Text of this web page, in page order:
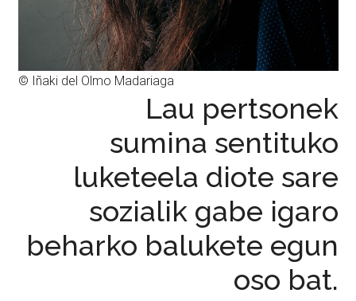
© Iñaki del Olmo Madariaga
Lau pertsonek
sumina sentituko
luketeela diote sare
sozialik gabe igaro
beharko balukete egun
oso bat.